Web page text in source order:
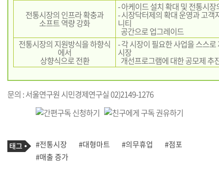
전통시장의 인프라 확충과
소프트 역량 강화
- 아케이드 설치 확대 및 전통시
- 시장닥터제의 확대 운영과 고객
니티
공간으로 업그레이드
전통시장의 지원방식을 하향식
에서
상향식으로 전환
- 각 시장이 필요한 사업을 스스
시장
개선프로그램에 대한 공모제 추
문의 : 서울연구원 시민경제연구실 02)2149-1276
기
사
관
련
태
그
#전통시장 #대형마트 #의무휴업
#점포
#매출 증가